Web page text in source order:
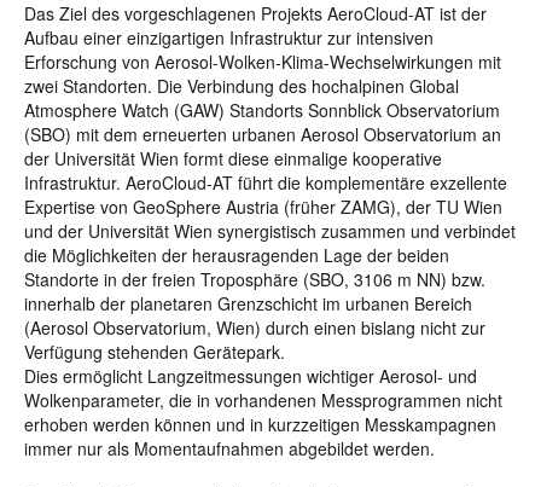
Das Ziel des vorgeschlagenen Projekts AeroCloud-AT ist der
Aufbau einer einzigartigen Infrastruktur zur intensiven
Erforschung von Aerosol-Wolken-Klima-Wechselwirkungen mit
zwei Standorten. Die Verbindung des hochalpinen Global
Atmosphere Watch (GAW) Standorts Sonnblick Observatorium
(SBO) mit dem erneuerten urbanen Aerosol Observatorium an
der Universität Wien formt diese einmalige kooperative
Infrastruktur. AeroCloud-AT führt die komplementäre exzellente
Expertise von GeoSphere Austria (früher ZAMG), der TU Wien
und der Universität Wien synergistisch zusammen und verbindet
die Möglichkeiten der herausragenden Lage der beiden
Standorte in der freien Troposphäre (SBO, 3106 m NN) bzw.
innerhalb der planetaren Grenzschicht im urbanen Bereich
(Aerosol Observatorium, Wien) durch einen bislang nicht zur
Verfügung stehenden Gerätepark.
Dies ermöglicht Langzeitmessungen wichtiger Aerosol- und
Wolkenparameter, die in vorhandenen Messprogrammen nicht
erhoben werden können und in kurzzeitigen Messkampagnen
immer nur als Momentaufnahmen abgebildet werden.